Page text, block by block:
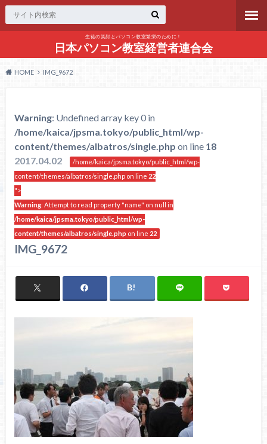
生徒の笑顔とパソコン教室繁栄のために！
日本パソコン教室経営者連合会
HOME IMG_9672
Warning: Undefined array key 0 in
/home/kaica/jpsma.tokyo/public_html/wp-
content/themes/albatros/single.php on line 18
2017.04.02
/home/kaica/jpsma.tokyo/public_html/wp-
content/themes/albatros/single.php on line 22
">
Warning: Attempt to read property "name" on null in
/home/kaica/jpsma.tokyo/public_html/wp-
content/themes/albatros/single.php on line 22
IMG_9672